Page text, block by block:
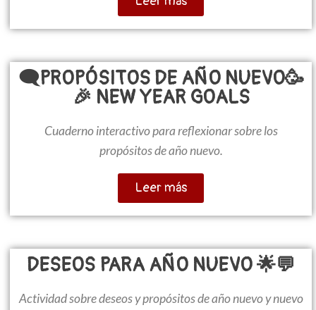
🗨️PROPÓSITOS DE AÑO NUEVO🥳
🎉 NEW YEAR GOALS
Cuaderno interactivo para reflexionar sobre los
propósitos de año nuevo.
Leer más
DESEOS PARA AÑO NUEVO 🌟💬
Actividad sobre deseos y propósitos de año nuevo y nuevo